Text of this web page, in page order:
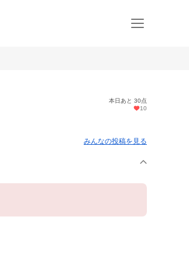
本日あと 30点
10
みんなの投稿を見る